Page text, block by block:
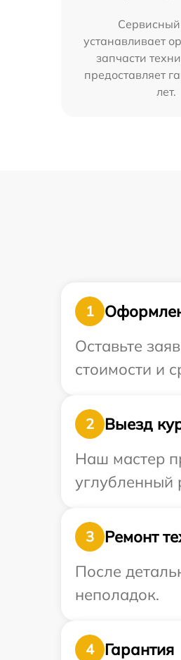
устанавливает
запчасти
предоставляет
лет.
1
Оставьте
стоимости и
2
Выезд
Наш мастер
углубленный
3
Ремонт
После
неполадок.
4
Гарантия